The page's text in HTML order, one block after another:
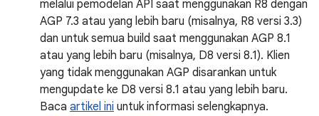
melalui pemodelan API saat menggunakan R8 dengan
AGP 7.3 atau yang lebih baru (misalnya, R8 versi 3.3)
dan untuk semua build saat menggunakan AGP 8.1
atau yang lebih baru (misalnya, D8 versi 8.1). Klien
yang tidak menggunakan AGP disarankan untuk
mengupdate ke D8 versi 8.1 atau yang lebih baru.
Baca artikel ini untuk informasi selengkapnya.